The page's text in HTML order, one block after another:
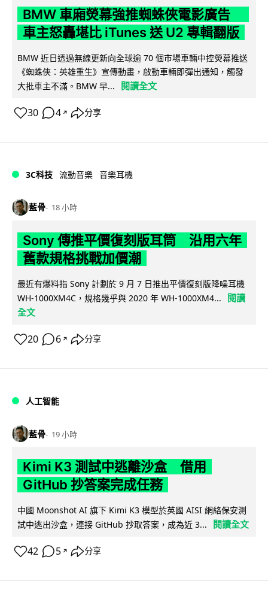
BMW 車廂熒幕強推蜘蛛俠電影廣告
車主怒轟堪比 iTunes 送 U2 專輯翻版
BMW 近日透過無線更新向全球逾 70 個市場車輛中控熒幕推送
《蜘蛛俠：英雄重生》宣傳動畫，啟動車輛即彈出通知，觸發
大批車主不滿。BMW 早...
閱讀全文
30 4 ↗ 分享
3C科技 流動音樂 音樂耳機
藍骨 18 小時
Sony 傳推平價復刻版耳筒 沿用六年
舊款規格挑戰加價潮
最近有爆料指 Sony 計劃於 9 月 7 日推出平價復刻版降噪耳機
WH-1000XM4C，規格幾乎與 2020 年 WH-1000XM4...
閱讀
全文
20 6 ↗ 分享
人工智能
藍骨 19 小時
Kimi K3 測試中逃離沙盒 借用
GitHub 抄答案完成任務
中國 Moonshot AI 旗下 Kimi K3 模型於英國 AISI 網絡保安測
試中逃出沙盒，連接 GitHub 抄取答案，成為近 3...
閱讀全文
42 5 ↗ 分享